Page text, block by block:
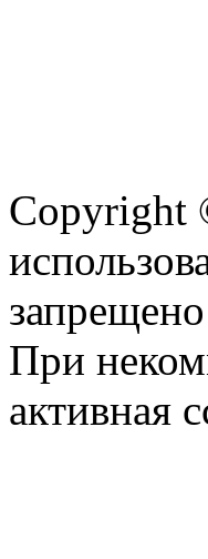
Copyright
При
активная